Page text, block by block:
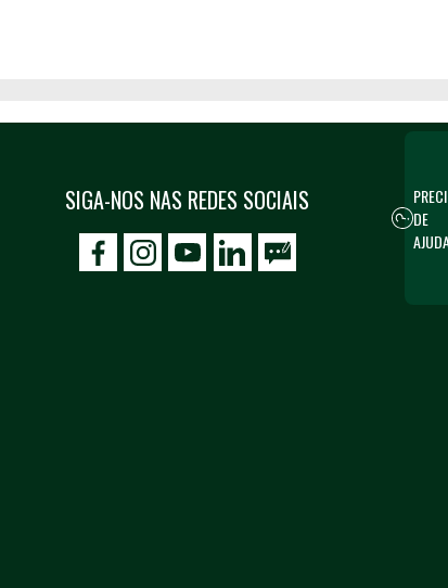
SIGA-NOS NAS REDES SOCIAIS
icon-facebook
icon-social02icon-social03
DE